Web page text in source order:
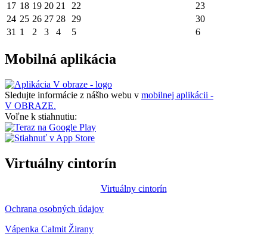
17 18 19 20 21 22
23
24 25 26 27 28 29
30
31 1 2 3 4 5 6
Mobilná aplikácia
Sledujte informácie z nášho webu v mobilnej aplikácii -
V OBRAZE.
Voľne k stiahnutiu:
Virtuálny cintorín
Virtuálny cintorín
Ochrana osobných údajov
Vápenka Calmit Žirany